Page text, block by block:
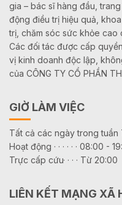
gia – bác sĩ hàng đầu,
động điều trị hiệu quả,
trị, chăm sóc sức khỏe cao
Các đối tác được cấp
vị kinh doanh độc lập,
của CÔNG TY CỔ PHẦN
GIỜ LÀM VIỆC
Tất cả các ngày trong tuần
Hoạt động · · · · · · 08:00 -
Trực cấp cứu· · · · Từ 20:00
LIÊN KẾT MẠNG XÃ